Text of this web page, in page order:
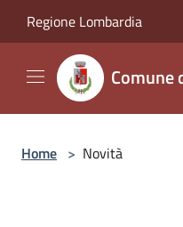
Regione Lombardia
Comune
Home > Novità